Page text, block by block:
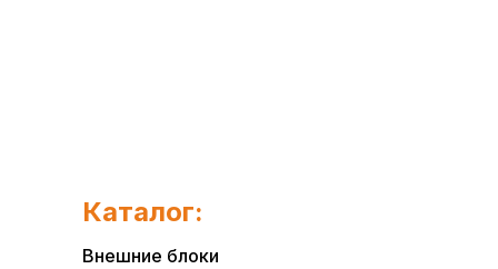
Внешние блоки
Каталог: